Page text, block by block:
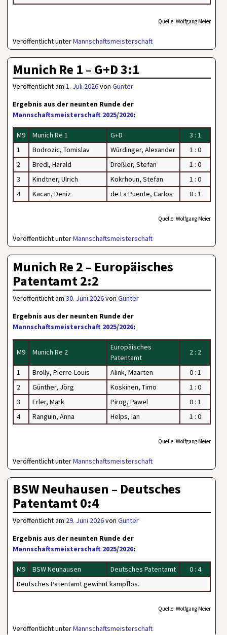
Quelle: Wolfgang Meier
Veröffentlicht unterMannschaftsmeisterschaft
Munich Re 1 – G+D 3:1
Veröffentlicht am1. Juli 2026vonGünter
Ergebnis aus der neunten Runde der
Mannschaftsmeisterschaft 2025/2026:
M9 Munich Re 1 G+D
3 : 1
1
Bodrozic, Tomislav Würdinger, Alexander
1 : 0
2
Bredl, Harald Dreßler, Stefan
1 : 0
3
Kindtner, Ulrich Kokrhoun, Stefan
1 : 0
4
Kacan, Deniz de La Puente, Carlos 0 : 1
Quelle: Wolfgang Meier
Veröffentlicht unterMannschaftsmeisterschaft
Munich Re 2 – Europäisches
Patentamt 2:2
Veröffentlicht am30. Juni 2026vonGünter
Ergebnis aus der neunten Runde der
Mannschaftsmeisterschaft 2025/2026:
M9 Munich Re 2
Europäisches
Patentamt
2 : 2
1 Brolly, Pierre-Louis Alink, Maarten
0 : 1
2
Günther, Jörg Koskinen, Timo
1 : 0
3
Erler, Mark Pirog, Pawel
0 : 1
4
Ranguin, Anna Helps, Ian 1 : 0
Quelle: Wolfgang Meier
Veröffentlicht unterMannschaftsmeisterschaft
BSW Neuhausen – Deutsches
Patentamt 0:4
Veröffentlicht am 29. Juni 2026vonGünter
Ergebnis aus der neunten Runde der
Mannschaftsmeisterschaft 2025/2026:
M9 BSW Neuhausen Deutsches Patentamt
0 : 4
Deutsches Patentamt gewinnt kampflos.
Quelle: Wolfgang Meier
Veröffentlicht unterMannschaftsmeisterschaft